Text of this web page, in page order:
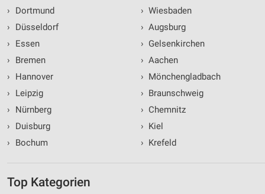
›
Dortmund
›
Düsseldorf
›
Essen
›
Bremen
›
Hannover
›
Leipzig
›
Nürnberg
›
Duisburg
›
Bochum
› Wiesbaden
› Augsburg
› Gelsenkirchen
› Aachen
› Mönchengladbach
› Braunschweig
› Chemnitz
› Kiel
› Krefeld
Top Kategorien